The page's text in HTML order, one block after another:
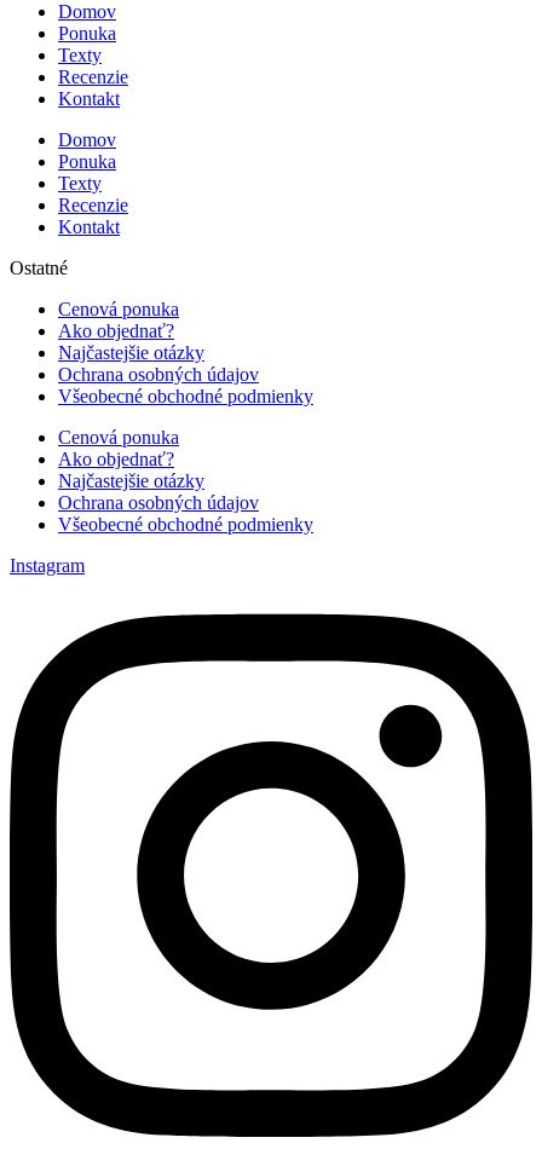
Domov
Ponuka
Texty
Recenzie
Kontakt
Domov
Ponuka
Texty
Recenzie
Kontakt
Ostatné
Cenová ponuka
Ako objednať?
Najčastejšie otázky
Ochrana osobných údajov
Všeobecné obchodné podmienky
Cenová ponuka
Ako objednať?
Najčastejšie otázky
Ochrana osobných údajov
Všeobecné obchodné podmienky
Instagram